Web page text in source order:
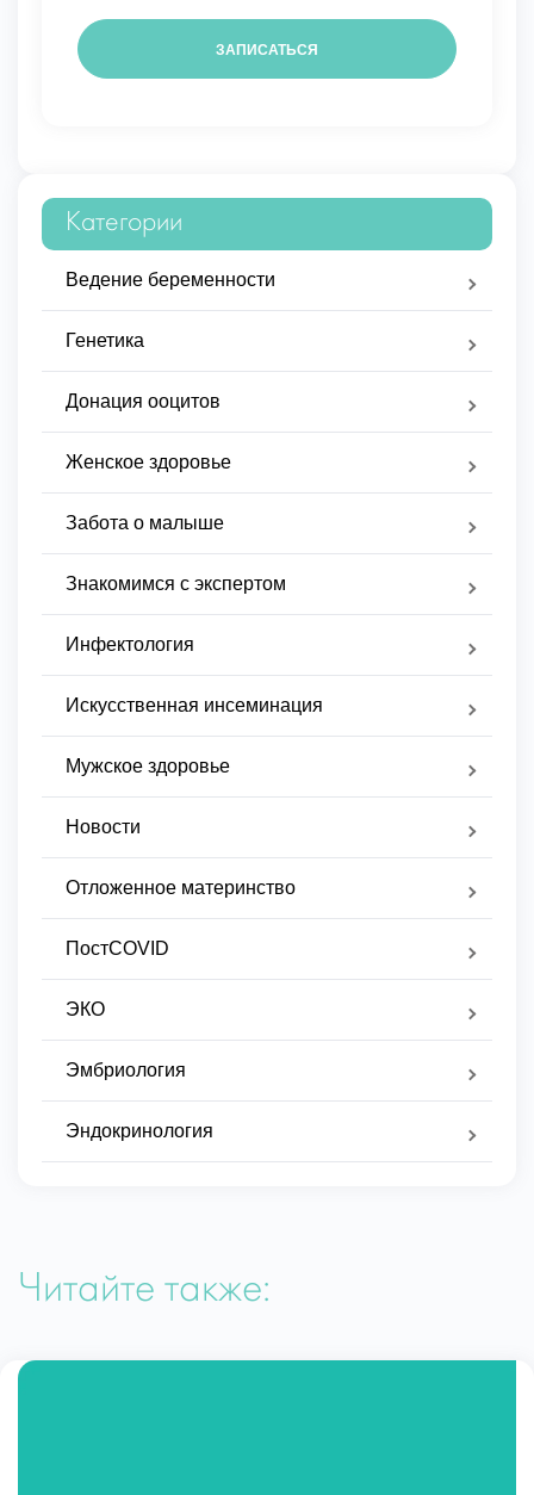
Категории
Ведение беременности
Генетика
Донация ооцитов
Женское здоровье
Забота о малыше
Знакомимся с экспертом
Инфектология
Искусственная инсеминация
Мужское здоровье
Новости
Отложенное материнство
ПостCOVID
ЭКО
Эмбриология
Эндокринология
Читайте также: